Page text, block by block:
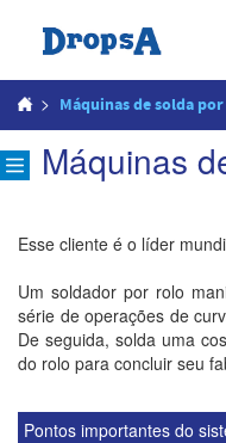
> Máquinas de solda
Máquinas
Esse cliente é o líder
Um soldador por rolo
série de operações de
De seguida, solda uma
do rolo para concluir seu
Pontos importantes do